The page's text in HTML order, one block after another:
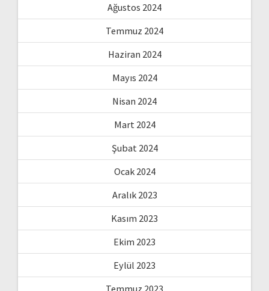
Ağustos 2024
Temmuz 2024
Haziran 2024
Mayıs 2024
Nisan 2024
Mart 2024
Şubat 2024
Ocak 2024
Aralık 2023
Kasım 2023
Ekim 2023
Eylül 2023
Temmuz 2023